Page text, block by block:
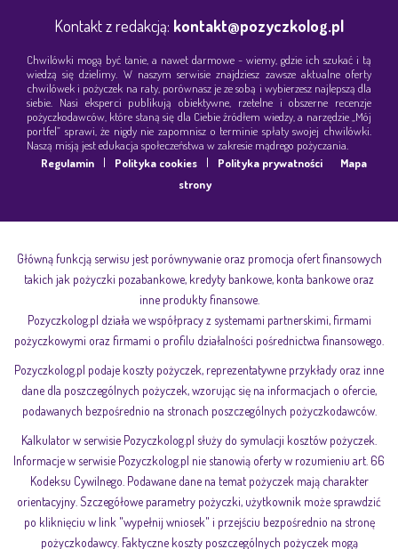
Kontakt z redakcją: kontakt@pozyczkolog.pl
Chwilówki mogą być tanie, a nawet darmowe - wiemy, gdzie ich szukać i tą
wiedzą się dzielimy. W naszym serwisie znajdziesz zawsze aktualne oferty
chwilówek i pożyczek na raty, porównasz je ze sobą i wybierzesz najlepszą dla
siebie. Nasi eksperci publikują obiektywne, rzetelne i obszerne recenzje
pożyczkodawców, które staną się dla Ciebie źródłem wiedzy, a narzędzie „Mój
portfel” sprawi, że nigdy nie zapomnisz o terminie spłaty swojej chwilówki.
Naszą misją jest edukacja społeczeństwa w zakresie mądrego pożyczania.
Regulamin
| Polityka cookies | Polityka prywatności
Mapa
strony
Główną funkcją serwisu jest porównywanie oraz promocja ofert finansowych
takich jak pożyczki pozabankowe, kredyty bankowe, konta bankowe oraz
inne produkty finansowe.
Pozyczkolog.pl działa we współpracy z systemami partnerskimi, firmami
pożyczkowymi oraz firmami o profilu działalności pośrednictwa finansowego.
Pozyczkolog.pl podaje koszty pożyczek, reprezentatywne przykłady oraz inne
dane dla poszczególnych pożyczek, wzorując się na informacjach o ofercie,
podawanych bezpośrednio na stronach poszczególnych pożyczkodawców.
Kalkulator w serwisie Pozyczkolog.pl służy do symulacji kosztów pożyczek.
Informacje w serwisie Pozyczkolog.pl nie stanowią oferty w rozumieniu art. 66
Kodeksu Cywilnego. Podawane dane na temat pożyczek mają charakter
orientacyjny. Szczegółowe parametry pożyczki, użytkownik może sprawdzić
po kliknięciu w link "wypełnij wniosek" i przejściu bezpośrednio na stronę
pożyczkodawcy. Faktyczne koszty poszczególnych pożyczek mogą